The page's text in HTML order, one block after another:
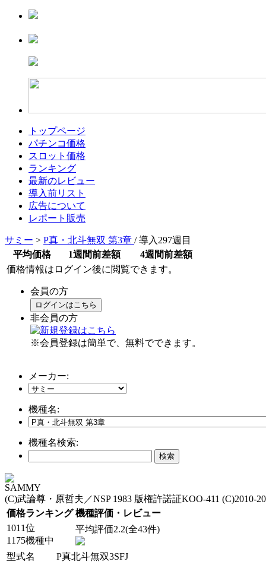
トップページ
パチンコ価格
スロット価格
ランキング
最新のレビュー
導入前リスト
広告について
レポート販売
サミー > P真・北斗無双 第3章 / 導入297週目
平均価格
1週間前差額
4週間前差額
価格情報はログイン後に閲覧できます。
会員の方
ログインはこちら
非会員の方
※会員登録は簡単で、無料でできます。
メーカー:
機種名:
機種名検索:
SAMMY
(C)武論尊・原哲夫／NSP 1983 版権許諾証KOO-411 (C)2010-
価格ランキング 機種評価・レビュー
1011位
1175機種中
平均評価2.2(全43件)
型式名
P真北斗無双3SFJ